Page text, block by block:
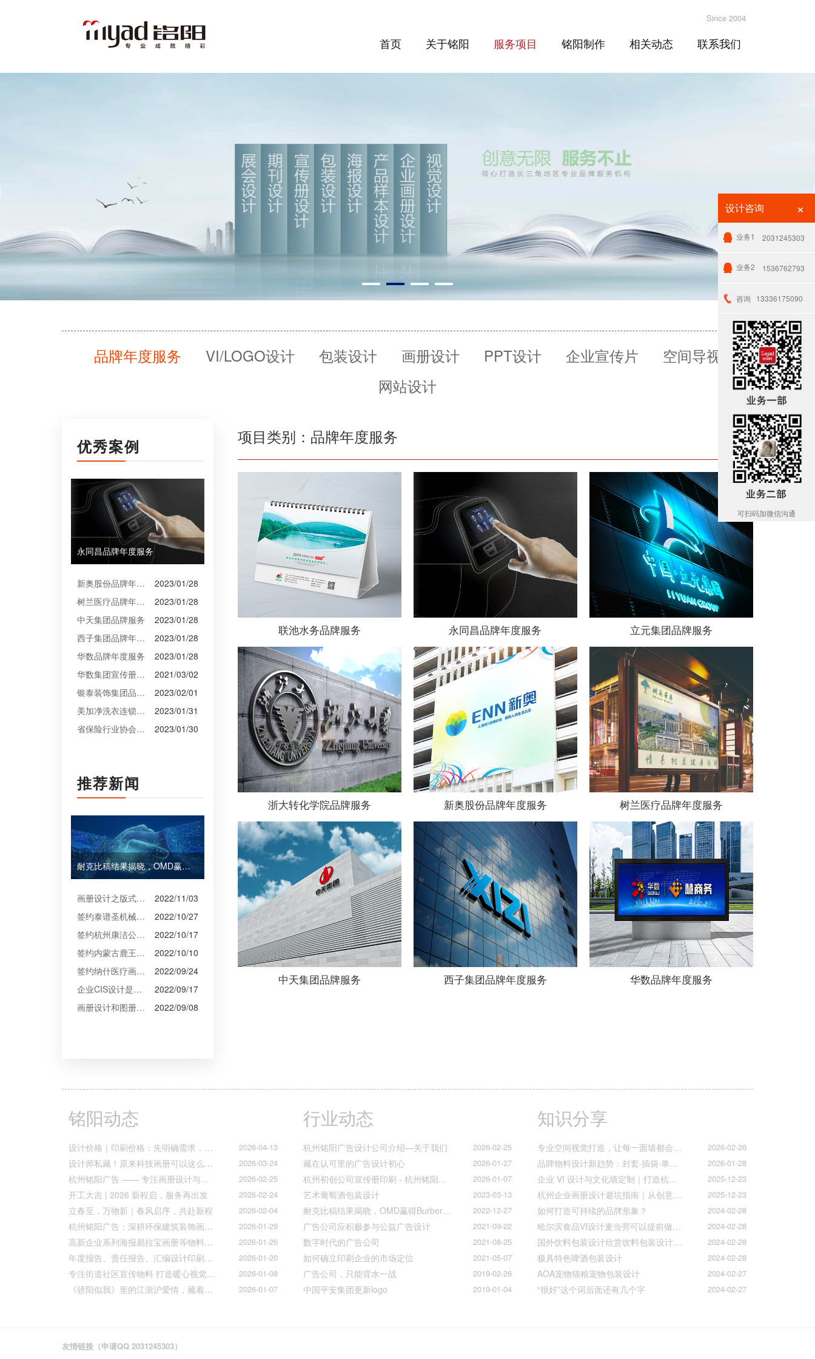
Since 2004
首页 关于铭阳 服务项目 铭阳制作 相关动态 联系我们
品牌年度服务 VI/LOGO设计 包装设计 画册设计 PPT设计 企业宣传片
空间导视
网站设计
项目类别：品牌年度服务
联池水务品牌服务 永同昌品牌年度服务 立元集团品牌服务
浙大转化学院品牌服务 新奥股份品牌年度服务 树兰医疗品牌年度服务
中天集团品牌服务 西子集团品牌年度服务 华数品牌年度服务
优秀案例
永同昌品牌年度服务
2023/01/28
新奥股份品牌年度服务
2023/01/28
树兰医疗品牌年度服务
2023/01/28
中天集团品牌服务
2023/01/28
西子集团品牌年度服务
2023/01/28
华数品牌年度服务
2021/03/02
华数集团宣传册设计
2023/02/01
银泰装饰集团品牌升级设计
2023/01/31
美加净洗衣连锁VI设计
2023/01/30
省保险行业协会VI设计
推荐新闻
耐克比稿结果揭晓，OMD赢得Burberry全球媒介业务（转自广告狂人日报）
2022/11/03
画册设计之版式设计
2022/10/27
签约泰谱圣机械产品摄影、宣传册设计
2022/10/17
签约杭州康洁公司摄影、产品摄影、画册设计制作
2022/10/10
签约内蒙古鹿王羊绒有限公司宣传册制作
2022/09/24
签约纳什医疗画册设计
2022/09/17
企业CIS设计是企业文化的的体现
2022/09/08
画册设计和图册设计中的产品摄影
铭阳动态
2026-04-13
设计价格｜印刷价格：先明确需求，再精准报价
2026-03-24
设计师私藏！原来科技画册可以这么好看！
2026-02-25
杭州铭阳广告 —— 专注画册设计与文化墙全案落地
2026-02-24
开工大吉 | 2026 新程启，服务再出发
2026-02-04
立春至，万物新｜春风启序，共赴新程
2026-01-29
杭州铭阳广告：深耕环保建筑装饰画册设计，赋能空间美学与可持续发展
2026-01-26
高新企业系列海报易拉宝画册等物料火热上线
2026-01-20
年度报告、责任报告、汇编设计印刷的宝子们集合！
2026-01-08
专注街道社区宣传物料 打造暖心视觉传达
2026-01-07
《骄阳似我》里的江浙沪爱情，藏着我们最懂的温柔与默契
行业动态
2026-02-25
杭州铭阳广告设计公司介绍—关于我们
2026-01-27
藏在认可里的广告设计初心
2026-01-07
杭州初创公司宣传册印刷 - 杭州铭阳广告一站式解决方案
2023-03-13
艺术葡萄酒包装设计
2022-12-27
耐克比稿结果揭晓，OMD赢得Burberry全球媒介业务（转自广告狂人日报）
2021-09-22
广告公司应积极参与公益广告设计
2021-08-25
数字时代的广告公司
2021-05-07
如何确立印刷企业的市场定位
2019-02-26
广告公司，只能背水一战
2019-01-04
中国平安集团更新logo
知识分享
2026-02-26
专业空间视觉打造，让每一面墙都会说话
2026-01-28
品牌物料设计新趋势：封套·插袋·单页折页的质感升级之道
2025-12-23
企业 VI 设计与文化墙定制｜打造杭州本土品牌专属视觉符号
2025-12-23
杭州企业画册设计避坑指南｜从创意到印刷的全流程把控
2024-02-28
如何打造可持续的品牌形象？
2024-02-28
哈尔滨食品VI设计麦当劳可以提前做好准备工作促进挪动购买
2024-02-28
国外饮料包装设计欣赏饮料包装设计公司的包装设计
2024-02-28
极具特色啤酒包装设计
2024-02-27
AOA宠物猫粮宠物包装设计
2024-02-27
“很好”这个词后面还有几个字
友情链接（申请QQ 2031245303）
设计咨询 ×
业务1 2031245303
业务2 1536762793
咨询 13336175090
可扫码加微信沟通